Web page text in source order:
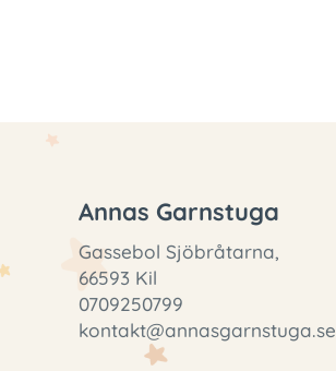
Annas Garnstuga
Gassebol Sjöbråtarna,
66593 Kil
0709250799
kontakt@annasgarnstuga.se